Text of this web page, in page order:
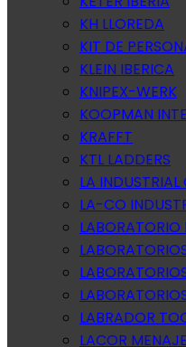
KH LLOREDA
KIT DE
KLEIN IBERICA
KNIPEX-WERK
KOOPMAN
KRAFFT
KTL LADDERS
LA INDUSTRIAL
LA-CO
LABRADOR
LACOR